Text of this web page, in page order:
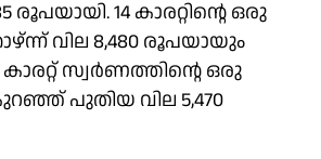
രൂപയായി. 14 കാരറ്റിന്റെ ഒരു
വില 8,480 രൂപയായും
സ്വർണത്തിന്റെ ഒരു
പുതിയ വില 5,470